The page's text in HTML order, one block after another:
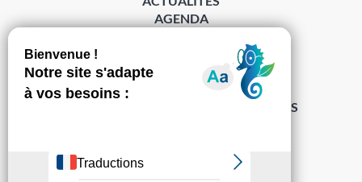
AGENDA
MENTIONS LÉGALES
PROTECTION DES DONNÉES
POLITIQUE DE GESTION DES COOKIES